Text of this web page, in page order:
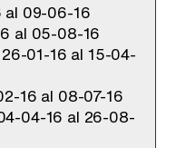
al 09-06-16
al 05-08-16
01-16 al 15-04-
16 al 08-07-16
04-16 al 26-08-